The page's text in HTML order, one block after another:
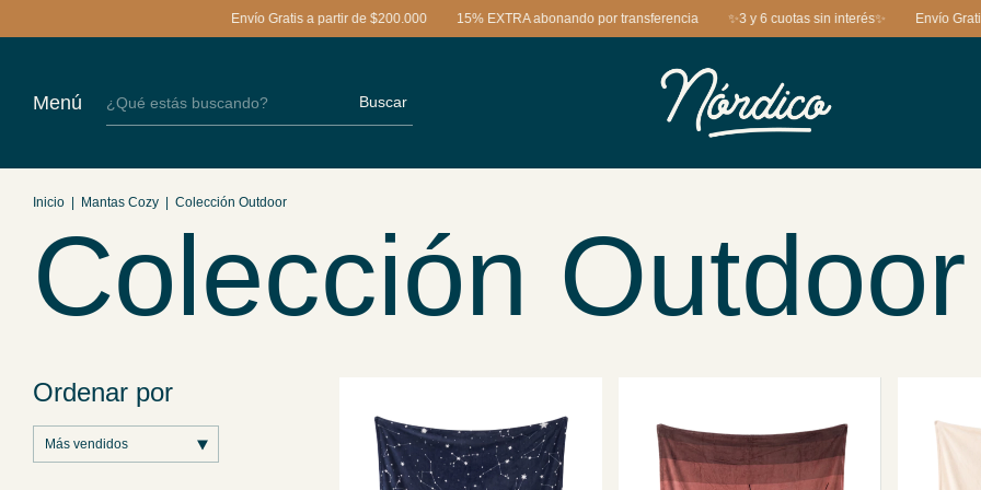
Envío Gratis a partir de $200.000 15% EXTRA abonando por transferencia ✨3 y 6 cuotas sin interés✨ Envío Gratis
Menú Buscar
Inicio Mantas Cozy Colección Outdoor
Colección Outdoor
Ordenar por